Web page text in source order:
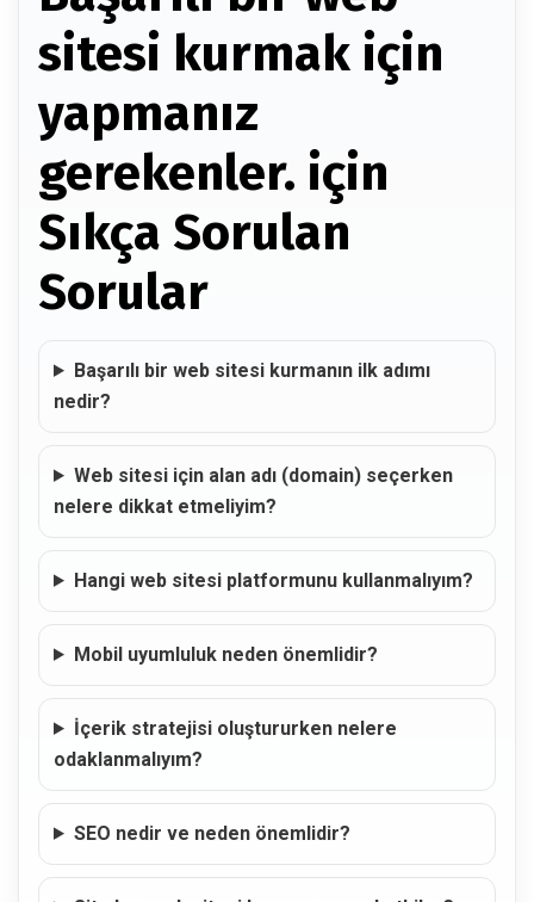
sitesi kurmak için
yapmanız
gerekenler. için
Sıkça Sorulan
Sorular
Başarılı bir web sitesi kurmanın ilk adımı
nedir?
Web sitesi için alan adı (domain) seçerken
nelere dikkat etmeliyim?
Hangi web sitesi platformunu kullanmalıyım?
Mobil uyumluluk neden önemlidir?
İçerik stratejisi oluştururken nelere
odaklanmalıyım?
SEO nedir ve neden önemlidir?